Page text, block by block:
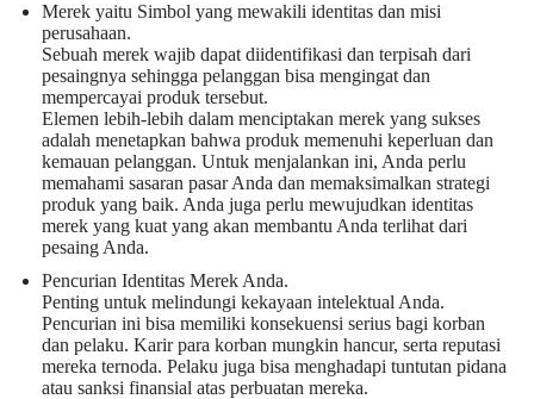
Merek yaitu Simbol yang mewakili identitas dan misi
perusahaan.
Sebuah merek wajib dapat diidentifikasi dan terpisah dari
pesaingnya sehingga pelanggan bisa mengingat dan
mempercayai produk tersebut.
Elemen lebih-lebih dalam menciptakan merek yang sukses
adalah menetapkan bahwa produk memenuhi keperluan dan
kemauan pelanggan. Untuk menjalankan ini, Anda perlu
memahami sasaran pasar Anda dan memaksimalkan strategi
produk yang baik. Anda juga perlu mewujudkan identitas
merek yang kuat yang akan membantu Anda terlihat dari
pesaing Anda.
Pencurian Identitas Merek Anda.
Penting untuk melindungi kekayaan intelektual Anda.
Pencurian ini bisa memiliki konsekuensi serius bagi korban
dan pelaku. Karir para korban mungkin hancur, serta reputasi
mereka ternoda. Pelaku juga bisa menghadapi tuntutan pidana
atau sanksi finansial atas perbuatan mereka.